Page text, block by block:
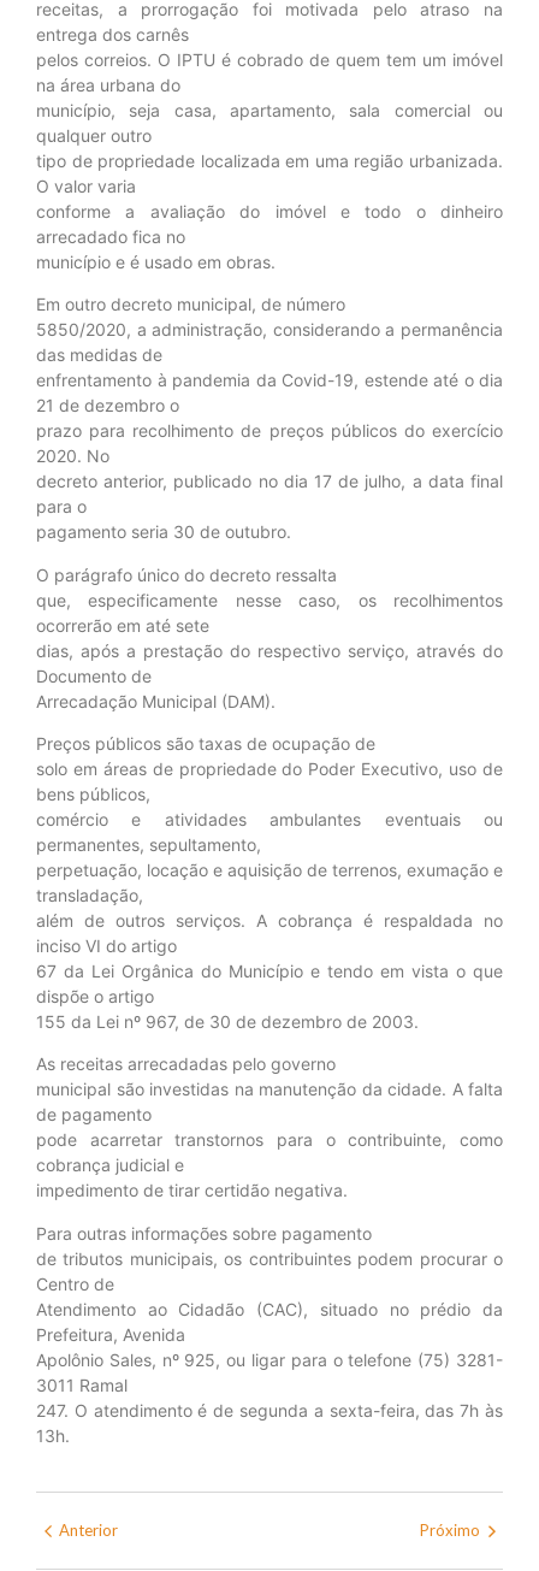
receitas, a prorrogação foi motivada pelo atraso na
entrega dos carnês
pelos correios. O IPTU é cobrado de quem tem um imóvel
na área urbana do
município, seja casa, apartamento, sala comercial ou
qualquer outro
tipo de propriedade localizada em uma região urbanizada.
O valor varia
conforme a avaliação do imóvel e todo o dinheiro
arrecadado fica no
município e é usado em obras.
Em outro decreto municipal, de número
5850/2020, a administração, considerando a permanência
das medidas de
enfrentamento à pandemia da Covid-19, estende até o dia
21 de dezembro o
prazo para recolhimento de preços públicos do exercício
2020. No
decreto anterior, publicado no dia 17 de julho, a data final
para o
pagamento seria 30 de outubro.
O parágrafo único do decreto ressalta
que, especificamente nesse caso, os recolhimentos
ocorrerão em até sete
dias, após a prestação do respectivo serviço, através do
Documento de
Arrecadação Municipal (DAM).
Preços públicos são taxas de ocupação de
solo em áreas de propriedade do Poder Executivo, uso de
bens públicos,
comércio e atividades ambulantes eventuais ou
permanentes, sepultamento,
perpetuação, locação e aquisição de terrenos, exumação e
transladação,
além de outros serviços. A cobrança é respaldada no
inciso VI do artigo
67 da Lei Orgânica do Município e tendo em vista o que
dispõe o artigo
155 da Lei nº 967, de 30 de dezembro de 2003.
As receitas arrecadadas pelo governo
municipal são investidas na manutenção da cidade. A falta
de pagamento
pode acarretar transtornos para o contribuinte, como
cobrança judicial e
impedimento de tirar certidão negativa.
Para outras informações sobre pagamento
de tributos municipais, os contribuintes podem procurar o
Centro de
Atendimento ao Cidadão (CAC), situado no prédio da
Prefeitura, Avenida
Apolônio Sales, nº 925, ou ligar para o telefone (75) 3281-
3011 Ramal
247. O atendimento é de segunda a sexta-feira, das 7h às
13h.
Anterior Próximo